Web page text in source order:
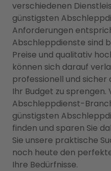
verschiedenen
günstigsten
Anforderungen
Abschleppdienste sind
Preise und qualitativ
können sich darauf
professionell und
Ihr Budget zu sprengen.
Abschleppdienst-
günstigsten
finden und sparen Sie
Sie unsere praktische
noch heute den
Ihre Bedürfnisse.